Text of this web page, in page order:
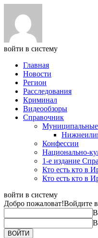
войти в систему
Главная
Новости
Регион
Расследования
Криминал
Видеообзоры
Справочник
Муниципальные
Конфессии
Национально-
1-е издание
Кто есть кто в
Кто есть кто в
войти в систему
Добро пожаловат!Войдите